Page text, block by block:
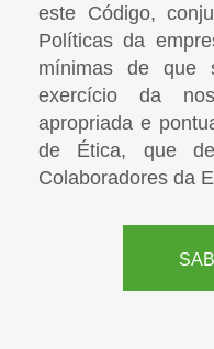
este Código,
Políticas da
mínimas de que
exercício da
apropriada e
de Ética, que
Colaboradores da